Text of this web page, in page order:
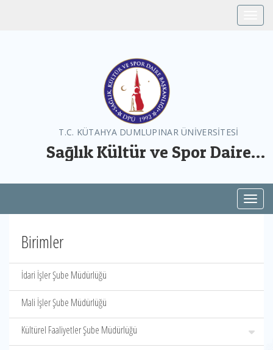
T.C. KÜTAHYA DUMLUPINAR ÜNİVERSİTESİ
Sağlık Kültür ve Spor Daire
Birimler
İdari İşler Şube Müdürlüğü
Mali İşler Şube Müdürlüğü
Kültürel Faaliyetler Şube Müdürlüğü